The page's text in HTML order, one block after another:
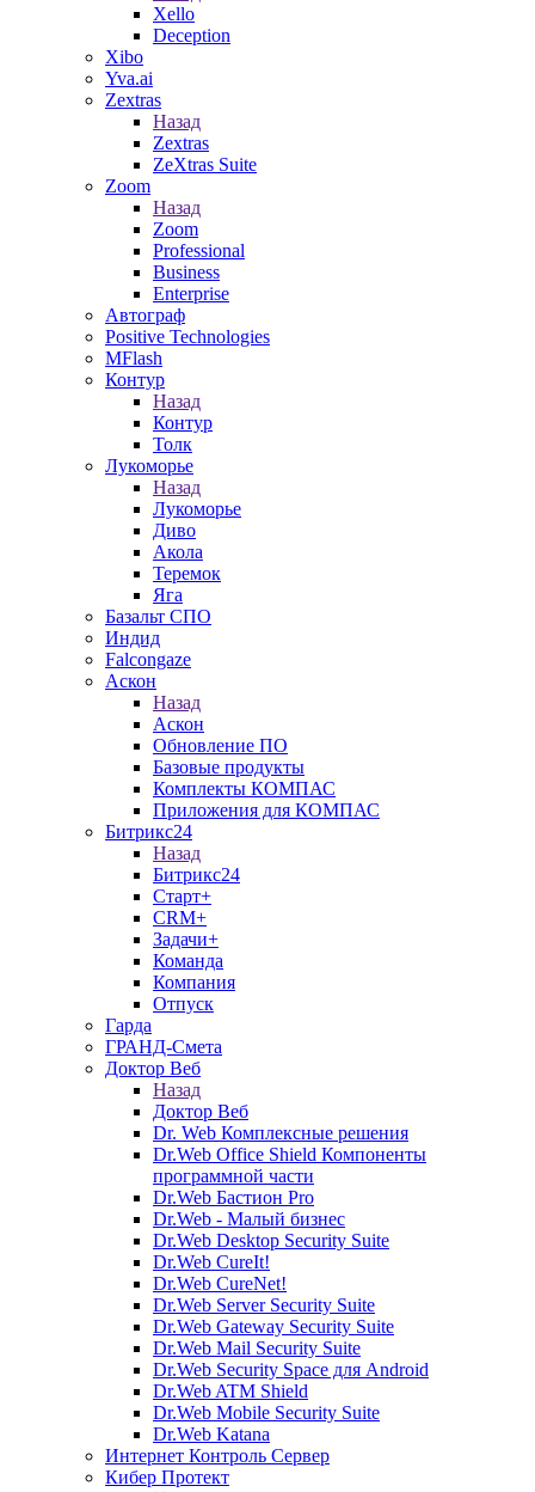
Xello
Deception
Xibo
Yva.ai
Zextras
Назад
Zextras
ZeXtras Suite
Zoom
Назад
Zoom
Professional
Business
Enterprise
Автограф
Positive Technologies
MFlash
Контур
Назад
Контур
Толк
Лукоморье
Назад
Лукоморье
Диво
Акола
Теремок
Яга
Базальт СПО
Индид
Falcongaze
Аскон
Назад
Аскон
Обновление ПО
Базовые продукты
Комплекты КОМПАС
Приложения для КОМПАС
Битрикс24
Назад
Битрикс24
Старт+
CRM+
Задачи+
Команда
Компания
Отпуск
Гарда
ГРАНД-Смета
Доктор Веб
Назад
Доктор Веб
Dr. Web Комплексные решения
Dr.Web Office Shield Компоненты
программной части
Dr.Web Бастион Pro
Dr.Web - Малый бизнес
Dr.Web Desktop Security Suite
Dr.Web CureIt!
Dr.Web CureNet!
Dr.Web Server Security Suite
Dr.Web Gateway Security Suite
Dr.Web Mail Security Suite
Dr.Web Security Space для Android
Dr.Web ATM Shield
Dr.Web Mobile Security Suite
Dr.Web Katana
Интернет Контроль Сервер
Кибер Протект